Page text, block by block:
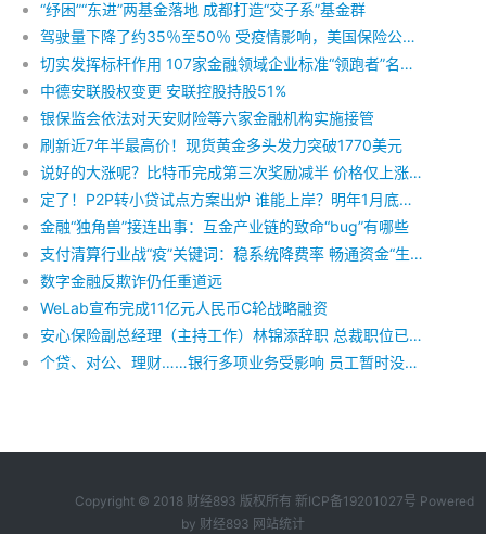
“纾困”“东进”两基金落地 成都打造“交子系”基金群
驾驶量下降了约35％至50％ 受疫情影响，美国保险公司开始返还保费
切实发挥标杆作用 107家金融领域企业标准“领跑者”名单诞生了
中德安联股权变更 安联控股持股51%
银保监会依法对天安财险等六家金融机构实施接管
刷新近7年半最高价！现货黄金多头发力突破1770美元
说好的大涨呢？比特币完成第三次奖励减半 价格仅上涨0.24%
定了！P2P转小贷试点方案出炉 谁能上岸？明年1月底前落实
金融“独角兽”接连出事：互金产业链的致命“bug”有哪些
支付清算行业战“疫”关键词：稳系统降费率 畅通资金“生命线”
数字金融反欺诈仍任重道远
WeLab宣布完成11亿元人民币C轮战略融资
安心保险副总经理（主持工作）林锦添辞职 总裁职位已空缺两年
个贷、对公、理财……银行多项业务受影响 员工暂时没收到调低考核标准的通知
Copyright © 2018 财经893 版权所有 新ICP备19201027号 Powered
by 财经893 网站统计